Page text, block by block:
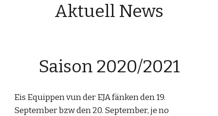
Aktuell News
Saison 2020/2021
Eis Equippen vun der EJA fänken den 19.
September bzw den 20. September, je no